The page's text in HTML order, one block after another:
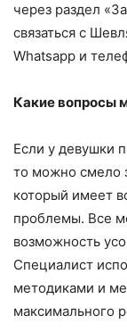
через раздел
связаться с
Whatsapp и
Какие вопросы
Если у девушки
то можно смело
который имеет
проблемы. Все
возможность
Специалист
методиками и
максимального